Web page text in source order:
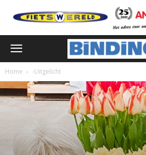
Home -Uitgelicht